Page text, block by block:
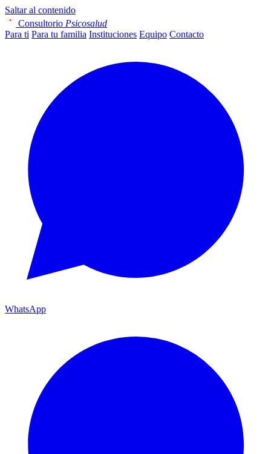
Saltar al contenido
Consultorio Psicosalud
Para ti Para tu familia Instituciones Equipo Contacto
WhatsApp